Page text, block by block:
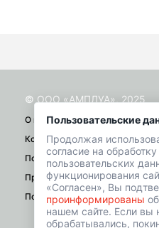
Пользовательские
Продолжая
согласие на
пользовательских
функционирования
«Согласен», Вы
проинформированы
нашем сайте. Если вы
обрабатывались,
© ООО «АМПЛУА», 2025
О проекте
Контакты
Помощь
Правила
Политика